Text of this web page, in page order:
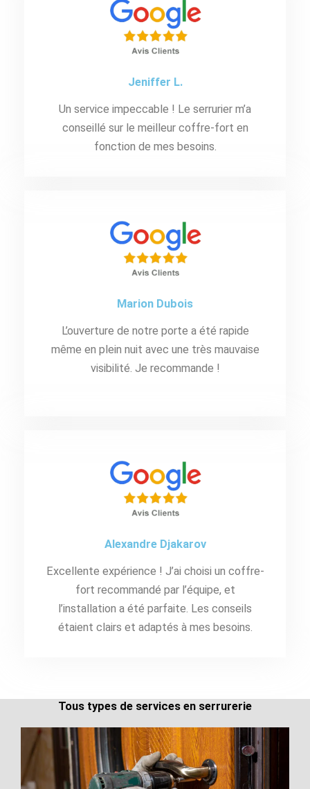
Jeniffer L.
Un service impeccable ! Le serrurier m’a
conseillé sur le meilleur coffre-fort en
fonction de mes besoins.
Marion Dubois
L’ouverture de notre porte a été rapide
même en plein nuit avec une très mauvaise
visibilité. Je recommande !
Alexandre Djakarov
Excellente expérience ! J’ai choisi un coffre-
fort recommandé par l’équipe, et
l’installation a été parfaite. Les conseils
étaient clairs et adaptés à mes besoins.
Tous types de services en serrurerie